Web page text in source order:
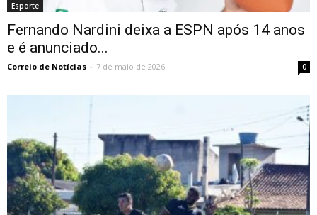
Esporte
Fernando Nardini deixa a ESPN após 14 anos
e é anunciado...
Correio de Notícias - 7 de maio de 2026 0